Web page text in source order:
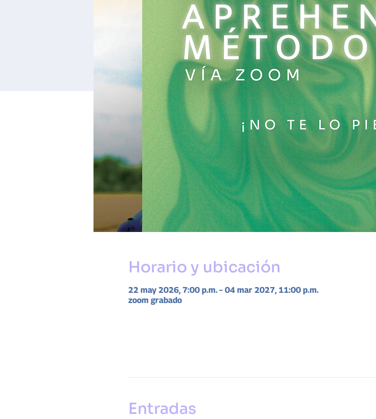
Horario y ubicación
22 may 2026, 7:00 p.m. – 04 mar 2027, 11:00 p.m.
zoom grabado
Entradas